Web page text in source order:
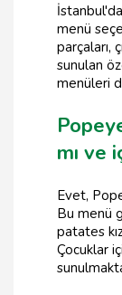
menü
parçaları,
sunulan
menüleri
mı ve
Evet,
Bu menü
patates
Çocuklar